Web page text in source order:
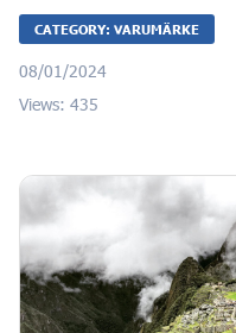
CATEGORY: VARUMÄRKE
08/01/2024
Views: 435